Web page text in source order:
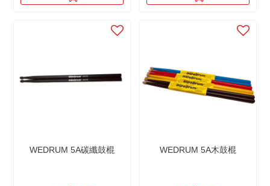
WEDRUM 5A碳纖鼓棍 WEDRUM 5A木鼓棍